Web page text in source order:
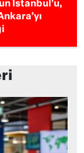
İstanbul’u,